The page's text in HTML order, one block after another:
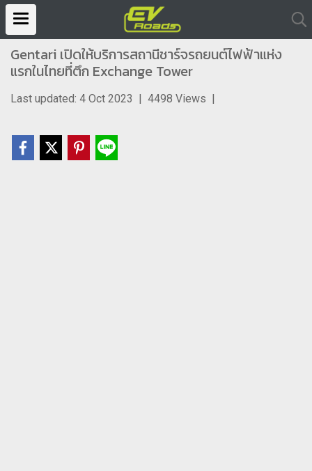
Gentari เปิดให้บริการสถานีชาร์จรถยนต์ไฟฟ้าแห่ง
แรกในไทยที่ตึก Exchange Tower
Last updated: 4 Oct 2023 | 4498 Views |